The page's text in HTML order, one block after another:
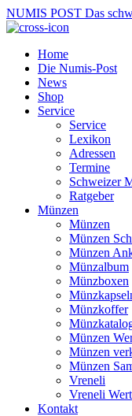
NUMIS POST Das
Home
Die Numis-Post
News
Shop
Service
Service
Lexikon
Adressen
Termine
Schweizer
Ratgeber
Münzen
Münzen
Münzen
Münzen
Münzalbum
Münzboxen
Münzkoffer
Münzen
Münzen
Münzen
Vreneli
Vreneli Wert
Kontakt